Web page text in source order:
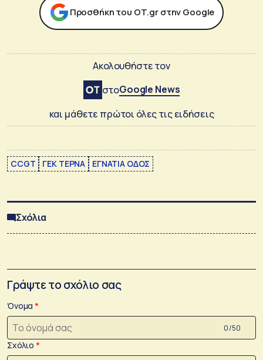
Προσθήκη του ΟΤ.gr στην Google
Ακολουθήστε τον
στοGoogle News
και μάθετε πρώτοι όλες τις ειδήσεις
CCGT ΓΕΚ ΤΕΡΝΑ ΕΓΝΑΤΙΑ ΟΔΟΣ
Σχόλια
Γράψτε το σχόλιο σας
Όνομα
0 /50
Σχόλιο